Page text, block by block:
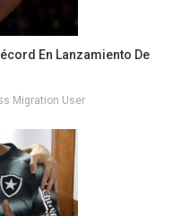
En Lanzamiento De
Migration User